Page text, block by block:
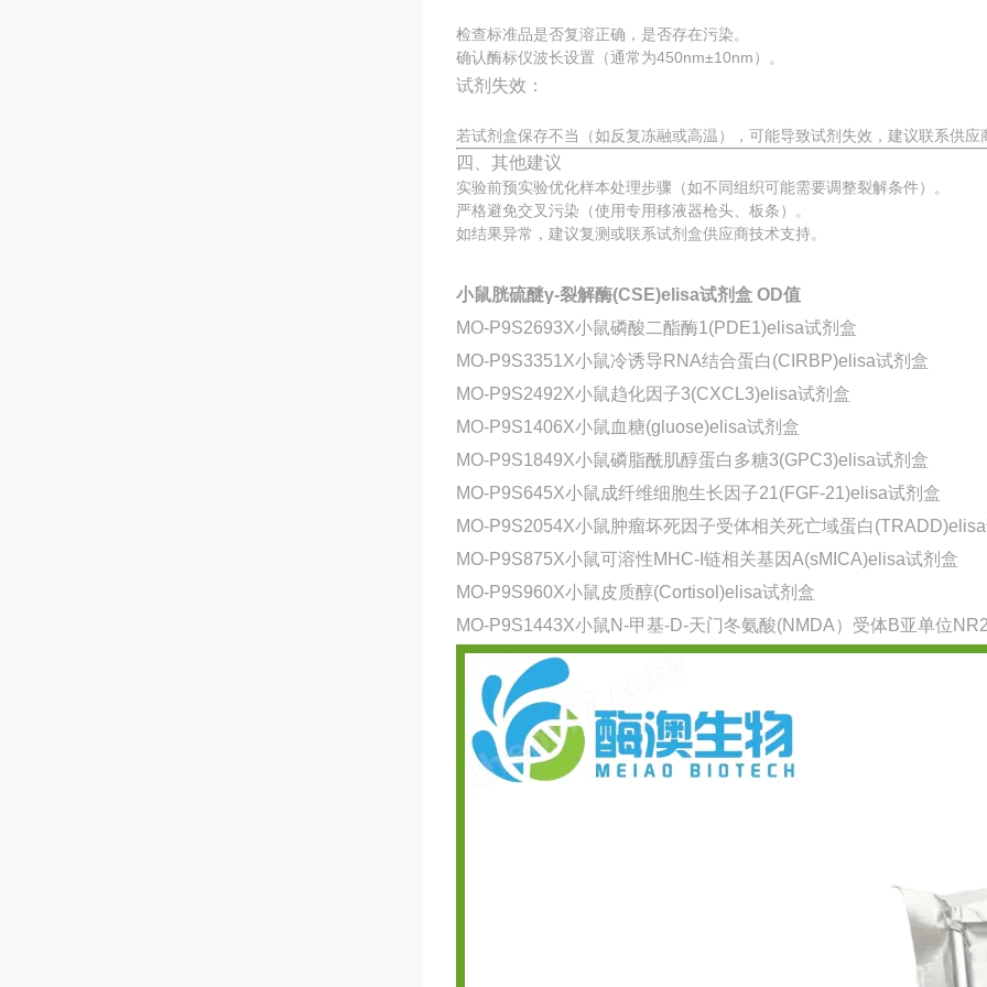
检查标准品是否复溶正确，是否存在污染。
确认酶标仪波长设置（通常为450nm±10nm）。
试剂失效：
若试剂盒保存不当（如反复冻融或高温），可能导致试剂失效，建议联系供应
四、其他建议
实验前预实验优化样本处理步骤（如不同组织可能需要调整裂解条件）。
严格避免交叉污染（使用专用移液器枪头、板条）。
如结果异常，建议复测或联系试剂盒供应商技术支持。
小鼠胱硫醚γ-裂解酶(CSE)elisa试剂盒 OD值
MO-P9S2693X小鼠磷酸二酯酶1(PDE1)elisa试剂盒
MO-P9S3351X小鼠冷诱导RNA结合蛋白(CIRBP)elisa试剂盒
MO-P9S2492X小鼠趋化因子3(CXCL3)elisa试剂盒
MO-P9S1406X小鼠血糖(gluose)elisa试剂盒
MO-P9S1849X小鼠磷脂酰肌醇蛋白多糖3(GPC3)elisa试剂盒
MO-P9S645X小鼠成纤维细胞生长因子21(FGF-21)elisa试剂盒
MO-P9S2054X小鼠肿瘤坏死因子受体相关死亡域蛋白
MO-P9S875X小鼠可溶性MHC-I链相关基因A(sMICA)elisa试剂盒
MO-P9S960X小鼠皮质醇(Cortisol)elisa试剂盒
MO-P9S1443X小鼠N-甲基-D-天门冬氨酸(NMDA）受体B亚单位